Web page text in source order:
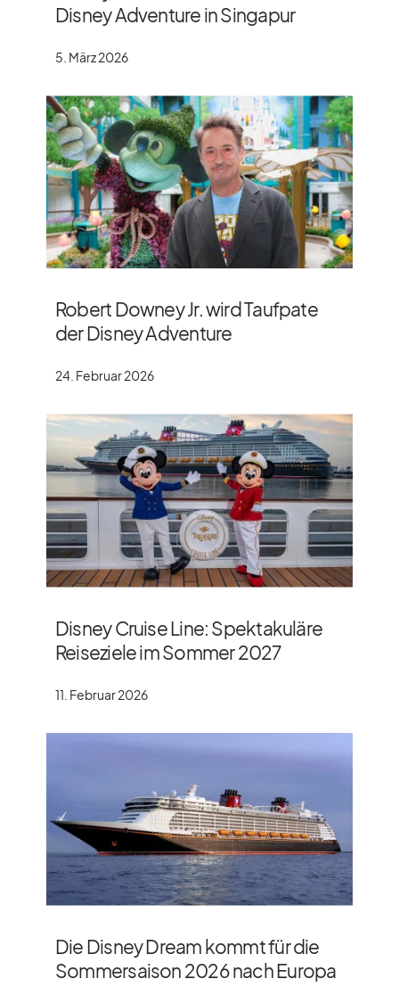
Disney Adventure in Singapur
5. März 2026
Robert Downey Jr. wird Taufpate
der Disney Adventure
24. Februar 2026
Disney Cruise Line: Spektakuläre
Reiseziele im Sommer 2027
11. Februar 2026
Die Disney Dream kommt für die
Sommersaison 2026 nach Europa